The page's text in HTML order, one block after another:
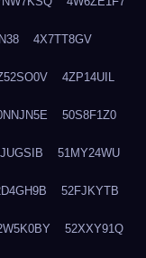
4X7TT8GV
4ZP14UIL
50S8F1Z0
51MY24WU
52FJKYTB
52XXY91Q